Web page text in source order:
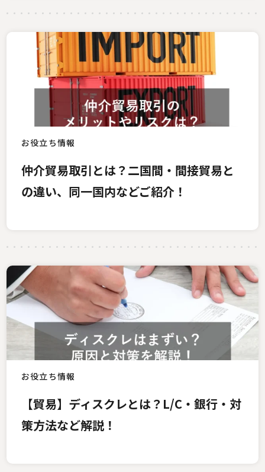
お役立ち情報
仲介貿易取引とは？二国間・間接貿易と
の違い、同一国内などご紹介！
お役立ち情報
【貿易】ディスクレとは？L/C・銀行・対
策方法など解説！